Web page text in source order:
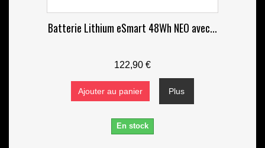
Batterie Lithium eSmart 48Wh NEO avec...
122,90 €
Ajouter au panier Plus
En stock